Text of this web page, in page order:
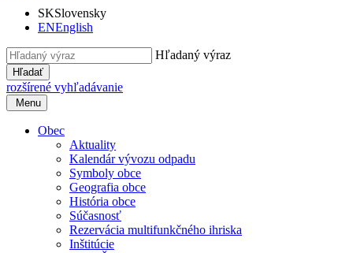
SKSlovensky
ENEnglish
Hľadaný výraz
Hľadať
rozšírené vyhľadávanie
Menu
Obec
Aktuality
Kalendár vývozu odpadu
Symboly obce
Geografia obce
História obce
Súčasnosť
Rezervácia multifunkčného ihriska
Inštitúcie